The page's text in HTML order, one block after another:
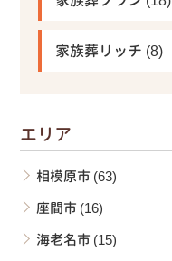
家族葬リッチ (8)
エリア
相模原市 (63)
座間市 (16)
海老名市 (15)